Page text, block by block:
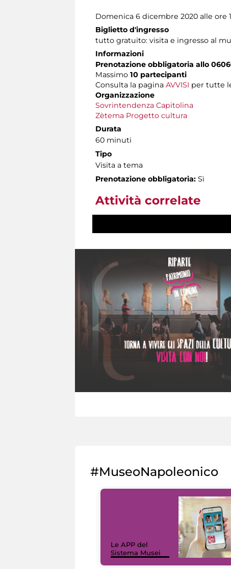
Domenica 6 dicembre 2020 alle ore
Biglietto d'ingresso
tutto gratuito: visita e ingresso al
Informazioni
Prenotazione obbligatoria allo
Massimo 10 partecipanti
Consulta la pagina AVVISI per tutte
Organizzazione
Sovrintendenza Capitolina
Zètema Progetto cultura
Durata
60 minuti
Tipo
Visita a tema
Prenotazione obbligatoria: Sì
Attività correlate
#MuseoNapoleonico
Le APP del
Sistema Musei